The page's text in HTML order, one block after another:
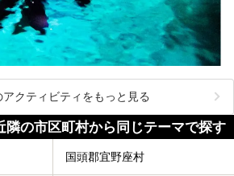
アクティビティをもっと見る
隣の市区町村から同じテーマで探す
国頭郡宜野座村